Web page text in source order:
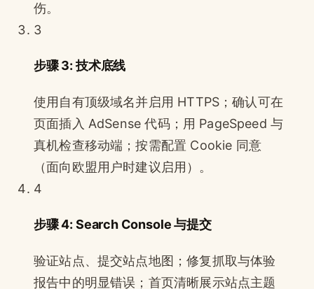
伤。
3
步骤 3: 技术底线
使用自有顶级域名并启用 HTTPS；确认可在
页面插入 AdSense 代码；用 PageSpeed 与
真机检查移动端；按需配置 Cookie 同意
（面向欧盟用户时建议启用）。
4
步骤 4: Search Console 与提交
验证站点、提交站点地图；修复抓取与体验
报告中的明显错误；首页清晰展示站点主题